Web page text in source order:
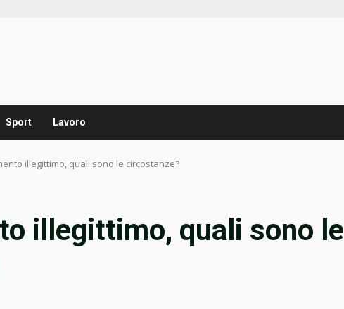
Sport Lavoro
illegittimo, quali sono le circostanze?
illegittimo, quali sono le